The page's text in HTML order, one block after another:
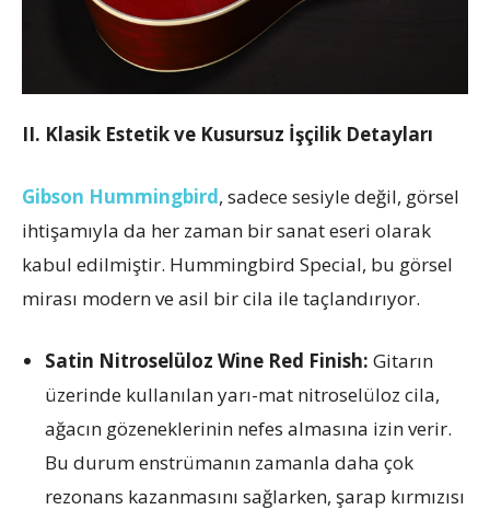
II. Klasik Estetik ve Kusursuz İşçilik Detayları
Gibson Hummingbird, sadece sesiyle değil, görsel
ihtişamıyla da her zaman bir sanat eseri olarak
kabul edilmiştir. Hummingbird Special, bu görsel
mirası modern ve asil bir cila ile taçlandırıyor.
Satin Nitroselüloz Wine Red Finish: Gitarın
üzerinde kullanılan yarı-mat nitroselüloz cila,
ağacın gözeneklerinin nefes almasına izin verir.
Bu durum enstrümanın zamanla daha çok
rezonans kazanmasını sağlarken, şarap kırmızısı